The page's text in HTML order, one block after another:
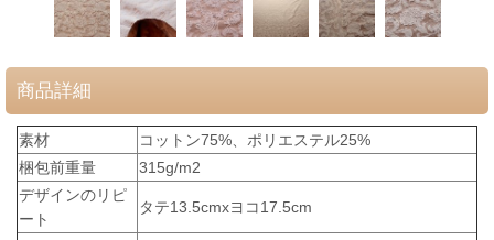
商品詳細
素材
コットン75%、ポリエステル25%
梱包前重量
315g/m2
デザインのリピ
ート
タテ13.5cmxヨコ17.5cm